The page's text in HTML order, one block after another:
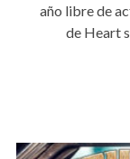
año libre de
de Heart